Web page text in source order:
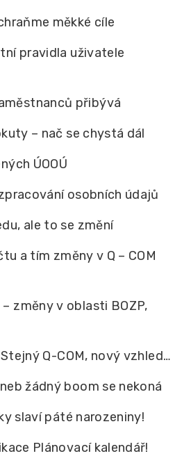
měkké cíle
pravidla uživatele
přibývá
– nač se chystá dál
ÚOOÚ
osobních údajů
ale to se změní
a tím změny v Q – COM
změny v oblasti BOZP,
Q-COM, nový vzhled…
žádný boom se nekoná
slaví páté narozeniny!
Plánovací kalendář!